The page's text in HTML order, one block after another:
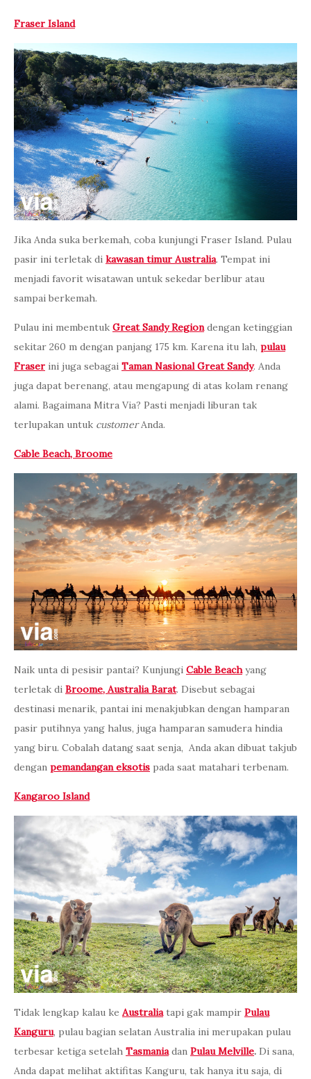
Fraser Island
Jika Anda suka berkemah, coba kunjungi Fraser Island. Pulau
pasir ini terletak di kawasan timur Australia. Tempat ini
menjadi favorit wisatawan untuk sekedar berlibur atau
sampai berkemah.
Pulau ini membentuk Great Sandy Regiondengan ketinggian
sekitar 260 m dengan panjang 175 km. Karena itu lah, pulau
Fraser ini juga sebagai Taman Nasional Great Sandy. Anda
juga dapat berenang, atau mengapung di atas kolam renang
alami. Bagaimana Mitra Via? Pasti menjadi liburan tak
terlupakan untuk customerAnda.
Cable Beach, Broome
Naik unta di pesisir pantai? Kunjungi Cable Beachyang
terletak di Broome, Australia Barat. Disebut sebagai
destinasi menarik, pantai ini menakjubkan dengan hamparan
pasir putihnya yang halus, juga hamparan samudera hindia
yang biru. Cobalah datang saat senja, Anda akan dibuat takjub
dengan pemandangan eksotis pada saat matahari terbenam.
Kangaroo Island
Tidak lengkap kalau ke Australiatapi gak mampir Pulau
Kanguru, pulau bagian selatan Australia ini merupakan pulau
terbesar ketiga setelah Tasmaniadan Pulau Melville. Di sana,
Anda dapat melihat aktifitas Kanguru, tak hanya itu saja, di